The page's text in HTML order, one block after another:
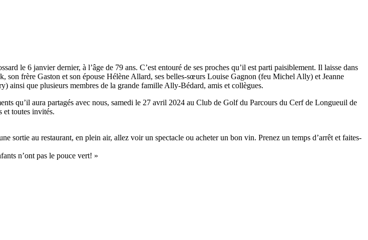
le 6 janvier dernier, à l’âge de 79 ans. C’est entouré de ses proches qu’il est parti paisiblement. Il laisse dans
frère Gaston et son épouse Hélène Allard, ses belles-sœurs Louise Gagnon (feu Michel Ally) et Jeanne
ainsi que plusieurs membres de la grande famille Ally-Bédard, amis et collègues.
qu’il aura partagés avec nous, samedi le 27 avril 2024 au Club de Golf du Parcours du Cerf de Longueuil de
et toutes invités.
sortie au restaurant, en plein air, allez voir un spectacle ou acheter un bon vin. Prenez un temps d’arrêt et faites-
n’ont pas le pouce vert! »